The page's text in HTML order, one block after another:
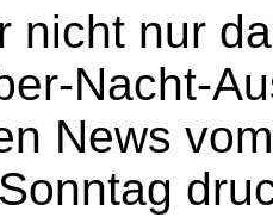
nicht nur
Nacht-
News